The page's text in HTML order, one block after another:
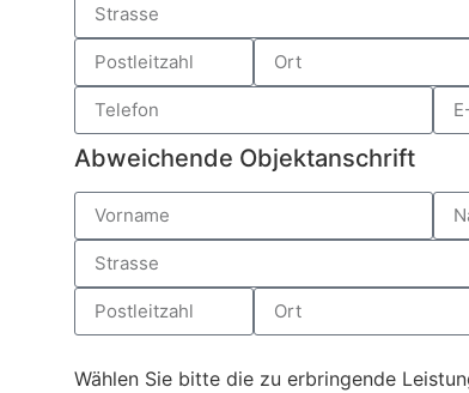
Abweichende Objektanschrift
Wählen Sie bitte die zu erbringende